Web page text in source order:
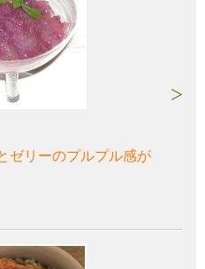
ゼリーのプルプル感が